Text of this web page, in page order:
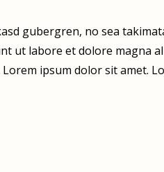
gubergren, no sea
ut labore et dolore magna
ipsum dolor sit amet.